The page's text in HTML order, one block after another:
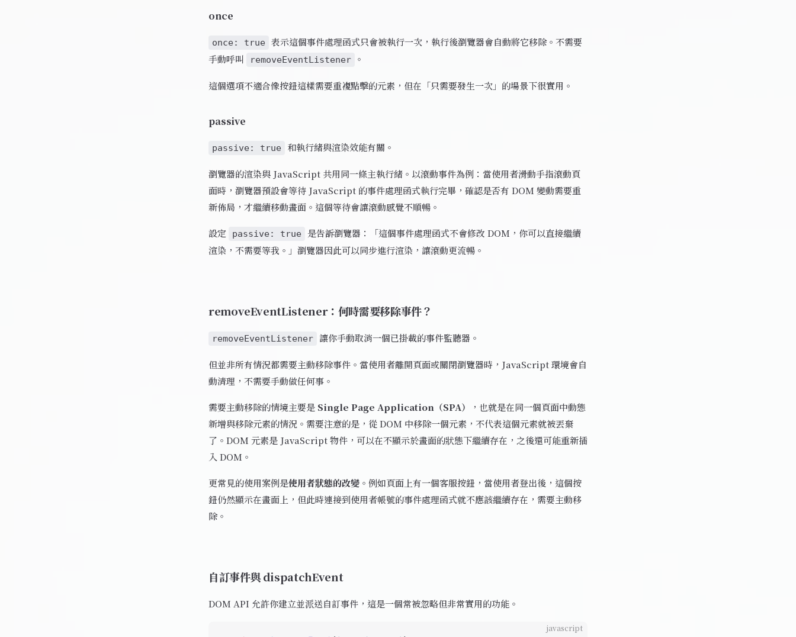
once
once: true
表示這個事件處理函式只會被執行一次，執行後瀏覽器會自動將它移除。不需要
手動呼叫
removeEventListener 。
這個選項不適合像按鈕這樣需要重複點擊的元素，但在「只需要發生一次」的場景下很實用。
passive
passive: true 和執行緒與渲染效能有關。
瀏覽器的渲染與 JavaScript 共用同一條主執行緒。以滾動事件為例：當使用者滑動手指滾動頁
面時，瀏覽器預設會等待 JavaScript 的事件處理函式執行完畢，確認是否有 DOM 變動需要重
新佈局，才繼續移動畫面。這個等待會讓滾動感覺不順暢。
設定 passive: true
是告訴瀏覽器：「這個事件處理函式不會修改 DOM，你可以直接繼續
渲染，不需要等我。」瀏覽器因此可以同步進行渲染，讓滾動更流暢。
removeEventListener：何時需要移除事件？
removeEventListener 讓你手動取消一個已掛載的事件監聽器。
但並非所有情況都需要主動移除事件。當使用者離開頁面或關閉瀏覽器時，JavaScript 環境會自
動清理，不需要手動做任何事。
需要主動移除的情境主要是 Single Page Application（SPA）
，也就是在同一個頁面中動態
新增與移除元素的情況。需要注意的是，從 DOM 中移除一個元素，不代表這個元素就被丟棄
了。DOM 元素是 JavaScript 物件，可以在不顯示於畫面的狀態下繼續存在，之後還可能重新插
入 DOM。
更常見的使用案例是使用者狀態的改變 。例如頁面上有一個客服按鈕，當使用者登出後，這個按
鈕仍然顯示在畫面上，但此時連接到使用者帳號的事件處理函式就不應該繼續存在，需要主動移
除。
自訂事件與 dispatchEvent
DOM API 允許你建立並派送自訂事件，這是一個常被忽略但非常實用的功能。
javascript